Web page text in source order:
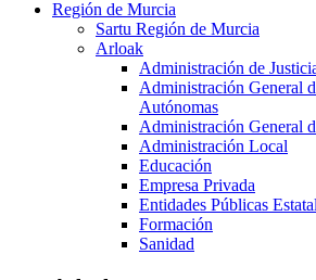
Región de Murcia
Sartu Región de Murcia
Arloak
Administración de
Administración General
Autónomas
Administración General
Administración Local
Educación
Empresa Privada
Entidades Públicas
Formación
Sanidad